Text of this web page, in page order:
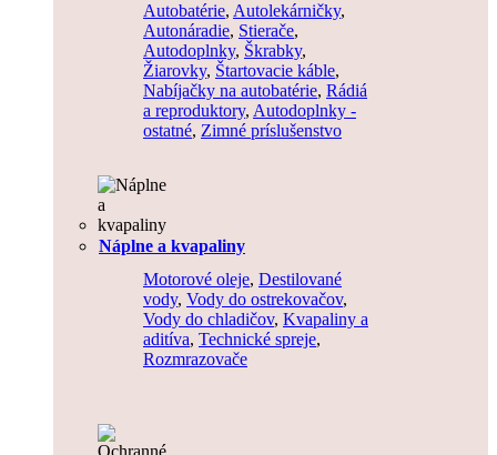
Autobatérie, Autolekárničky,
Autonáradie, Stierače,
Autodoplnky, Škrabky,
Žiarovky, Štartovacie káble,
Nabíjačky na autobatérie, Rádiá
a reproduktory, Autodoplnky -
ostatné, Zimné príslušenstvo
Náplne a kvapaliny
Motorové oleje, Destilované
vody, Vody do ostrekovačov,
Vody do chladičov, Kvapaliny a
aditíva, Technické spreje,
Rozmrazovače